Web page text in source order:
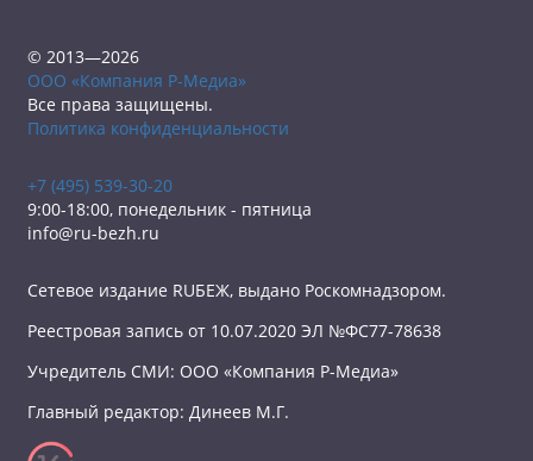
© 2013—2026
ООО «Компания Р-Медиа»
Все права защищены.
Политика конфиденциальности
+7 (495) 539-30-20
9:00-18:00, понедельник - пятница
info@ru-bezh.ru
Сетевое издание RUБЕЖ, выдано Роскомнадзором.
Реестровая запись от 10.07.2020 ЭЛ №ФС77-78638
Учредитель СМИ: ООО «Компания Р-Медиа»
Главный редактор: Динеев М.Г.